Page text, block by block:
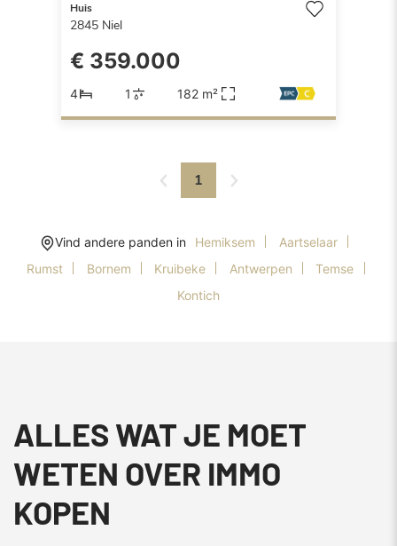
Huis
2845 Niel
€ 359.000
4 1 182 m²
1
Vind andere panden in Hemiksem
Aartselaar
Rumst
Bornem Kruibeke Antwerpen
Temse
Kontich
ALLES WAT JE MOET
WETEN OVER IMMO
KOPEN